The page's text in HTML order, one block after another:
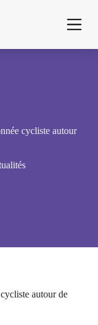
cycliste autour
autour de